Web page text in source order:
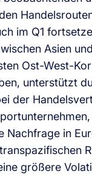
im Q1
Asien
Ost-West-
unterstützt
der
Nachfrage in
größere